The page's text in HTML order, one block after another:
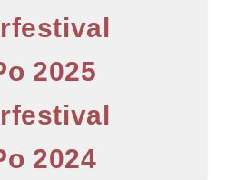
2025
2024